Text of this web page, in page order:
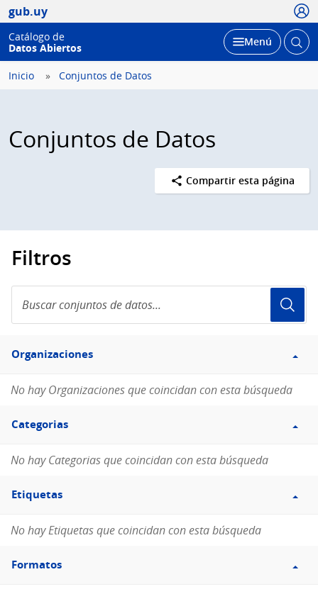
gub.uy
Catálogo de
Datos Abiertos
Desplegar
Menú Abrir
Inicio Conjuntos de Datos
Conjuntos de Datos
Compartir esta página
Filtros
conjuntos
de
Filtro
Organizaciones
Organizaciones
No hay Organizaciones que coincidan con esta búsqueda
Filtro
Categorias
Categorias
No hay Categorias que coincidan con esta búsqueda
Filtro
Etiquetas
Etiquetas
No hay Etiquetas que coincidan con esta búsqueda
Filtro
Formatos
Formatos